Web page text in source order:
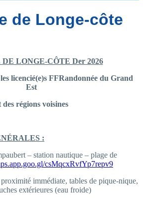
de Longe-côte
LONGE-CÔTE Der 2026
licencié(e)s FFRandonnée du Grand
Est
des régions voisines
:
– station nautique – plage de
csMqcxRvfYp7repv9
immédiate, tables de pique-nique,
extérieures (eau froide)